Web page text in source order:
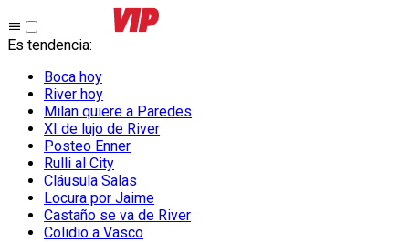
Es tendencia:
Boca hoy
River hoy
Milan quiere a Paredes
XI de lujo de River
Posteo Enner
Rulli al City
Cláusula Salas
Locura por Jaime
Castaño se va de River
Colidio a Vasco